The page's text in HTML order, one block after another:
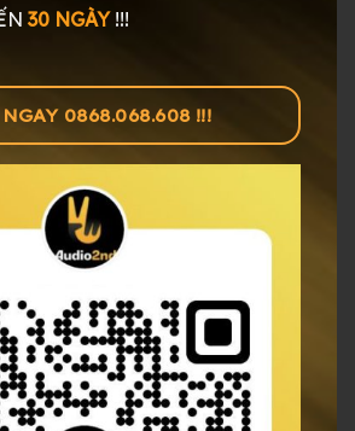
30 NGÀY!!!
0868.068.608 !!!